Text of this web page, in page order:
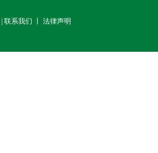
| 联系我们 丨 法律声明